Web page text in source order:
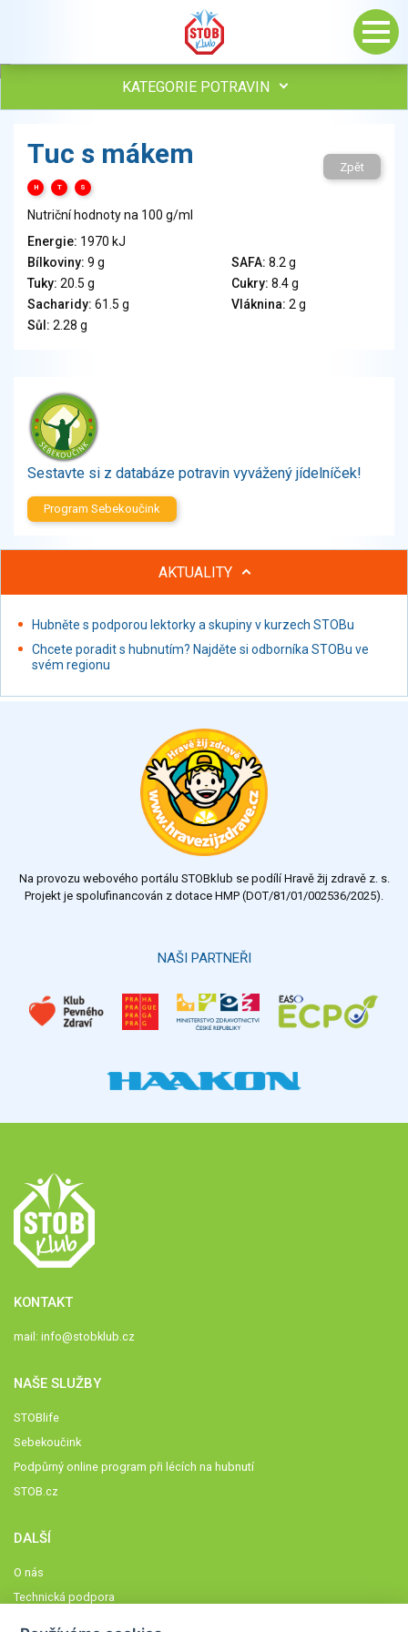
KATEGORIE POTRAVIN
Vejce
Mléko
Veganské a vegetariánské výrobky
Tuky
Obiloviny, mouka, cereální výrobky
Chléb, pečivo, křehké chleby, pufované výrobky
Ořechy, semena
Zelenina
Brambory, luštěniny, houby
Sladkosti, slané výrobky
Ochucovadla, přísady, sladidla
Proteinové výrobky, doplňky stravy
Nápoje alkoholické
Restaurace, jídelny, hotová jídla
Fastfood
Studená kuchyně, lahůdkářské výrobky
Tuc s mákem
H T S
Zpět
Nutriční hodnoty na 100 g/ml
Energie: 1970 kJ
Bílkoviny: 9 g SAFA: 8.2 g
Tuky: 20.5 g Cukry: 8.4 g
Sacharidy: 61.5 g Vláknina: 2 g
Sůl: 2.28 g
Sestavte si z databáze potravin vyvážený jídelníček!
Program Sebekoučink
AKTUALITY
Hubněte s podporou lektorky a skupiny v kurzech STOBu
Chcete poradit s hubnutím? Najděte si odborníka STOBu ve
svém regionu
Na provozu webového portálu STOBklub se podílí Hravě žij zdravě z. s.
Projekt je spolufinancován z dotace HMP (DOT/81/01/002536/2025).
NAŠI PARTNEŘI
KONTAKT
mail: info@stobklub.cz
NAŠE SLUŽBY
STOBlife
Sebekoučink
Podpůrný online program při lécích na hubnutí
STOB.cz
DALŠÍ
O nás
Technická podpora